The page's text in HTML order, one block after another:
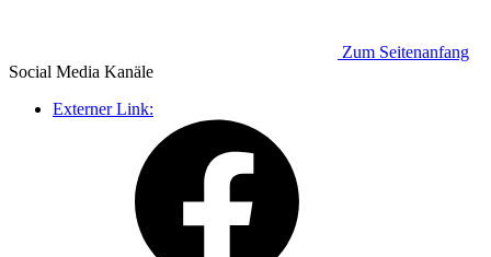
Zum Seitenanfang
Social Media Kanäle
Externer Link: